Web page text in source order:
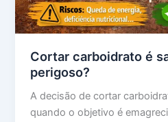
Cortar carboidrato é
perigoso?
A decisão de cortar
quando o objetivo é